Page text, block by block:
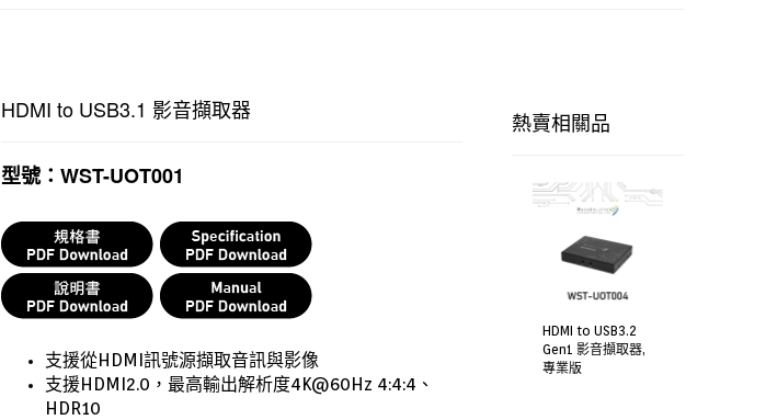
HDMI to USB3.1 影音擷取器
型號：WST-UOT001
支援從HDMI訊號源擷取音訊與影像
支援HDMI2.0，最高輸出解析度4K@60Hz 4:4:4、
HDR10
熱賣相關品
HDMI to USB3.2
Gen1 影音擷取器,
專業版